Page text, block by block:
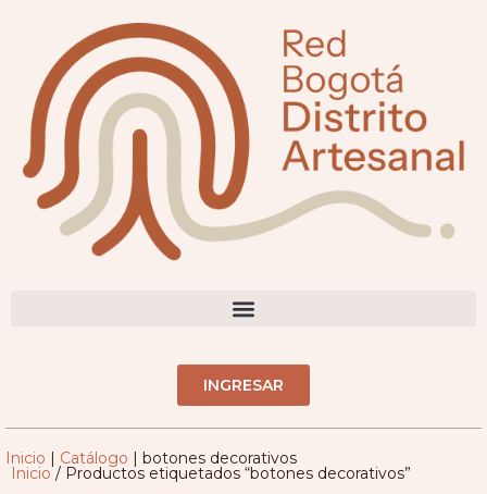
INGRESAR
Inicio | Catálogo | botones decorativos
Inicio/ Productos etiquetados “botones decorativos”